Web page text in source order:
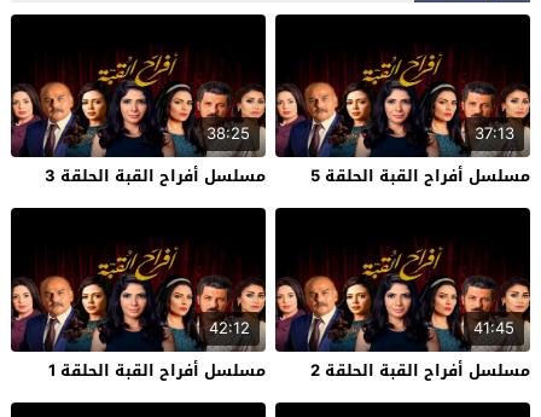
37:13
مسلسل أفراح القبة الحلقة 5
38:25
مسلسل أفراح القبة الحلقة 3
41:45
مسلسل أفراح القبة الحلقة 2
42:12
مسلسل أفراح القبة الحلقة 1